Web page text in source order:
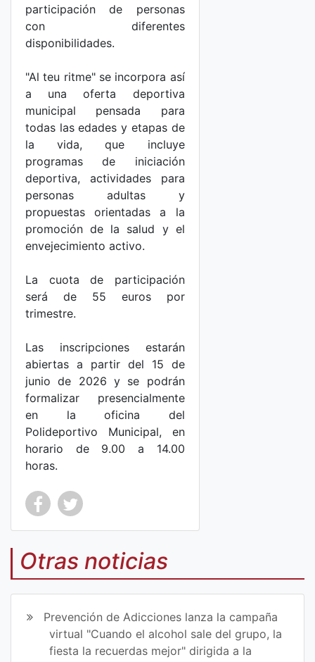
participación de personas
con diferentes
disponibilidades.
"Al teu ritme" se incorpora así
a una oferta deportiva
municipal pensada para
todas las edades y etapas de
la vida, que incluye
programas de iniciación
deportiva, actividades para
personas adultas y
propuestas orientadas a la
promoción de la salud y el
envejecimiento activo.
La cuota de participación
será de 55 euros por
trimestre.
Las inscripciones estarán
abiertas a partir del 15 de
junio de 2026 y se podrán
formalizar presencialmente
en la oficina del
Polideportivo Municipal, en
horario de 9.00 a 14.00
horas.
Co
mp
art
en
Co
mp
art
en
Otras noticias
Prevención de Adicciones lanza la campaña
virtual "Cuando el alcohol sale del grupo, la
fiesta la recuerdas mejor" dirigida a la